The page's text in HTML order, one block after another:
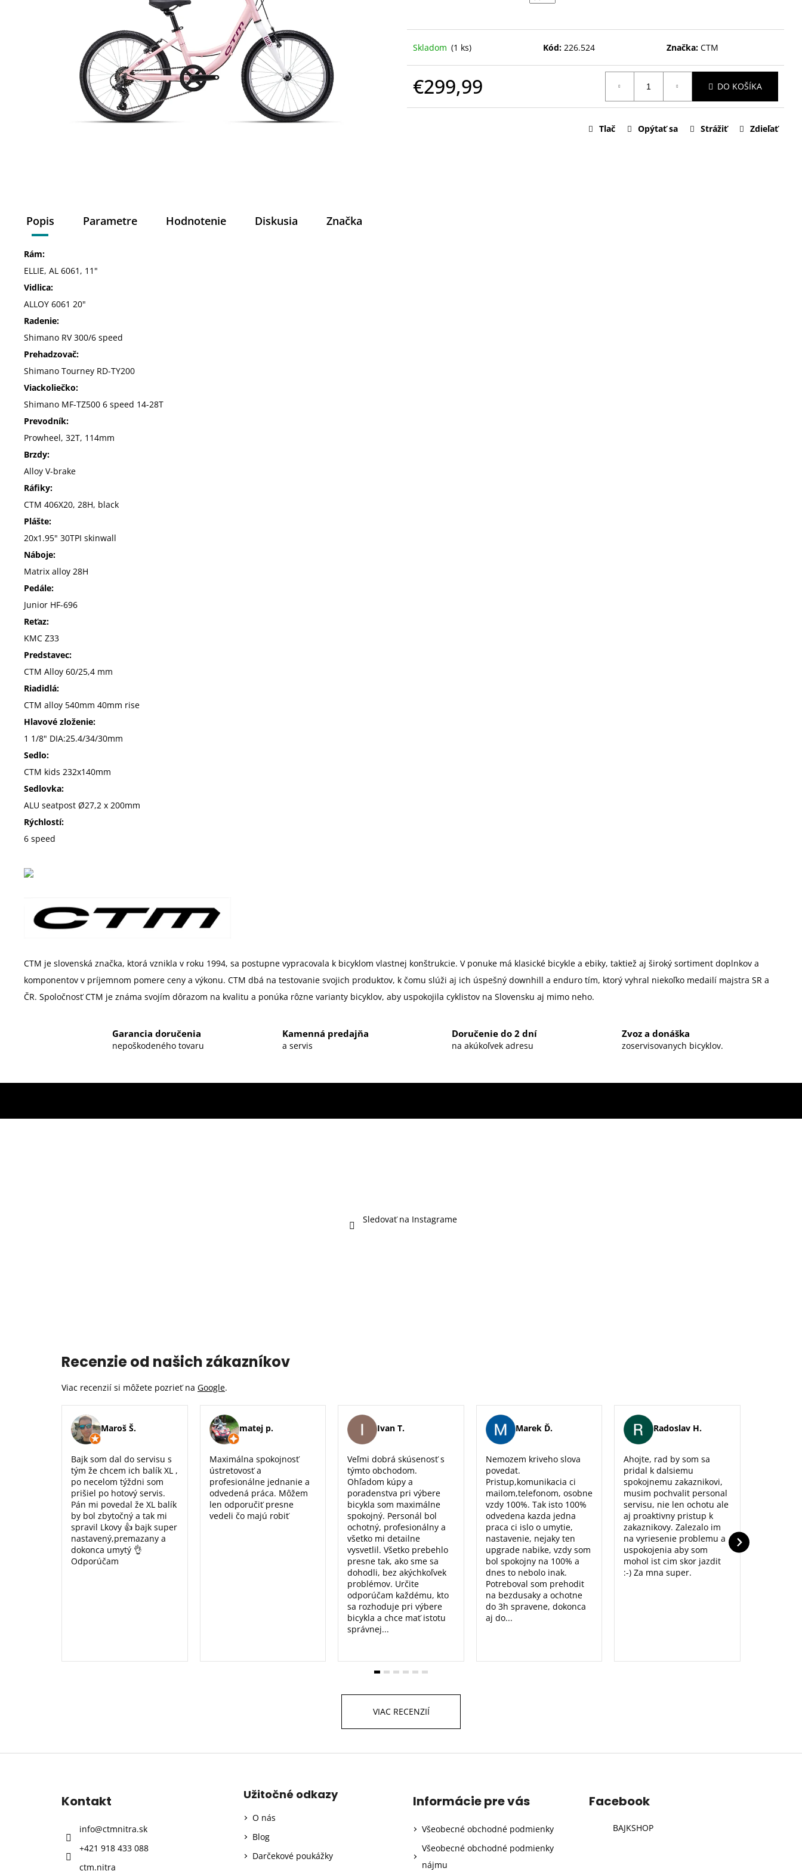
Skladom (1 ks) Kód: 226.524 Značka: CTM
€299,99 DO KOŠÍKA
Tlač Opýtať sa Strážiť Zdieľať
Popis Parametre Hodnotenie Diskusia Značka
Rám:
ELLIE, AL 6061, 11"
Vidlica:
ALLOY 6061 20"
Radenie:
Shimano RV 300/6 speed
Prehadzovač:
Shimano Tourney RD-TY200
Viackoliečko:
Shimano MF-TZ500 6 speed 14-28T
Prevodník:
Prowheel, 32T, 114mm
Brzdy:
Alloy V-brake
Ráfiky:
CTM 406X20, 28H, black
Plášte:
20x1.95" 30TPI skinwall
Náboje:
Matrix alloy 28H
Pedále:
Junior HF-696
Reťaz:
KMC Z33
Predstavec:
CTM Alloy 60/25,4 mm
Riadidlá:
CTM alloy 540mm 40mm rise
Hlavové zloženie:
1 1/8" DIA:25.4/34/30mm
Sedlo:
CTM kids 232x140mm
Sedlovka:
ALU seatpost Ø27,2 x 200mm
Rýchlostí:
6 speed
CTM je slovenská značka, ktorá vznikla v roku 1994, sa postupne vypracovala k bicyklom vlastnej konštrukcie. V ponuke má klasické bicykle a ebiky, taktiež aj široký sortiment doplnkov a
komponentov v príjemnom pomere ceny a výkonu. CTM dbá na testovanie svojich produktov, k čomu slúži aj ich úspešný downhill a enduro tím, ktorý vyhral niekoľko medailí majstra SR a
ČR. Spoločnosť CTM je známa svojím dôrazom na kvalitu a ponúka rôzne varianty bicyklov, aby uspokojila cyklistov na Slovensku aj mimo neho.
Garancia doručenia
nepoškodeného tovaru
Kamenná predajňa
a servis
Doručenie do 2 dní
na akúkoľvek adresu
Zvoz a donáška
zoservisovanych bicyklov.
Sledovať na Instagrame
Recenzie od našich zákazníkov
Viac recenzií si môžete pozrieť na Google.
Maroš Š.
Bajk som dal do servisu s
tým že chcem ich balík XL ,
po necelom týždni som
prišiel po hotový servis.
Pán mi povedal že XL balík
by bol zbytočný a tak mi
spravil Lkovy 👍 bajk super
nastavený,premazany a
dokonca umytý 👌
Odporúčam
matej p.
Maximálna spokojnosť
ústretovosť a
profesionálne jednanie a
odvedená práca. Môžem
len odporučiť presne
vedeli čo majú robiť
Ivan T.
Veľmi dobrá skúsenosť s
týmto obchodom.
Ohľadom kúpy a
poradenstva pri výbere
bicykla som maximálne
spokojný. Personál bol
ochotný, profesionálny a
všetko mi detailne
vysvetlil. Všetko prebehlo
presne tak, ako sme sa
dohodli, bez akýchkoľvek
problémov. Určite
odporúčam každému, kto
sa rozhoduje pri výbere
bicykla a chce mať istotu
správnej...
Marek Ď.
Nemozem kriveho slova
povedat.
Pristup,komunikacia ci
mailom,telefonom, osobne
vzdy 100%. Tak isto 100%
odvedena kazda jedna
praca ci islo o umytie,
nastavenie, nejaky ten
upgrade nabike, vzdy som
bol spokojny na 100% a
dnes to nebolo inak.
Potreboval som prehodit
na bezdusaky a ochotne
do 3h spravene, dokonca
aj do...
Radoslav H.
Ahojte, rad by som sa
pridal k dalsiemu
spokojnemu zakaznikovi,
musim pochvalit personal
servisu, nie len ochotu ale
aj proaktivny pristup k
zakaznikovy. Zalezalo im
na vyriesenie problemu a
uspokojenia aby som
mohol ist cim skor jazdit
:-) Za mna super.
VIAC RECENZIÍ
Kontakt
info@ctmnitra.sk
+421 918 433 088
ctm.nitra
Užitočné odkazy
O nás
Blog
Darčekové poukážky
Informácie pre vás
Všeobecné obchodné podmienky
Všeobecné obchodné podmienky
nájmu
Facebook
BAJKSHOP